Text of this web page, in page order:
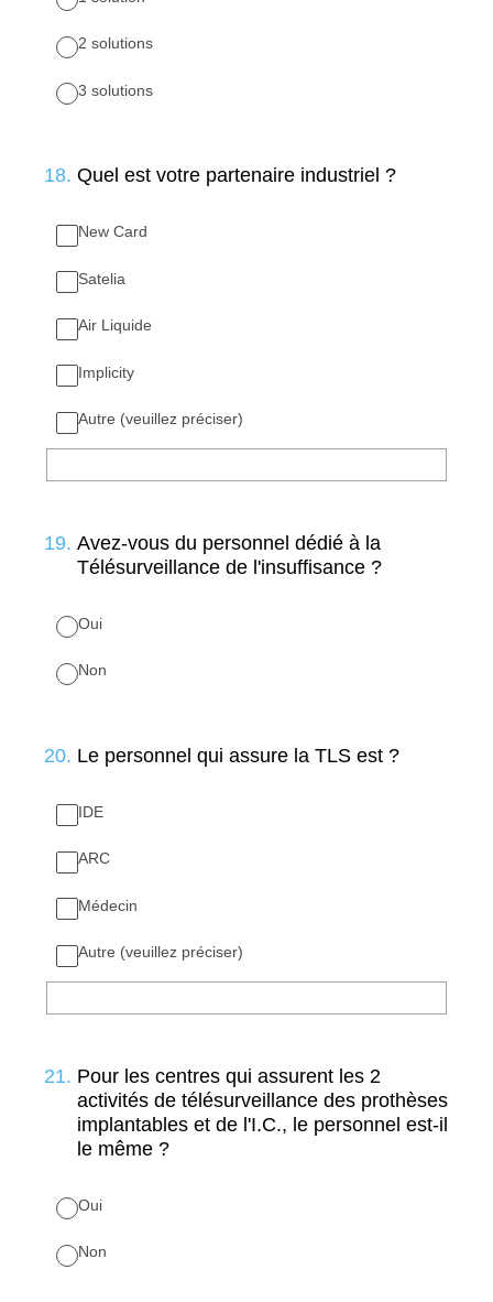
2 solutions
3 solutions
18. Quel est votre partenaire industriel ?
New Card
Satelia
Air Liquide
Implicity
Autre (veuillez préciser)
19. Avez-vous du personnel dédié à la
Télésurveillance de l'insuffisance ?
Oui
Non
20. Le personnel qui assure la TLS est ?
IDE
ARC
Médecin
Autre (veuillez préciser)
21. Pour les centres qui assurent les 2
activités de télésurveillance des prothèses
implantables et de l'I.C., le personnel est-il
le même ?
Oui
Non